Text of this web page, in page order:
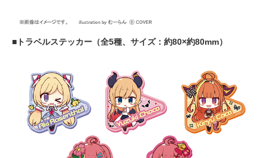
■トラベルステッカー（全5種、サイズ：約80×約80mm）